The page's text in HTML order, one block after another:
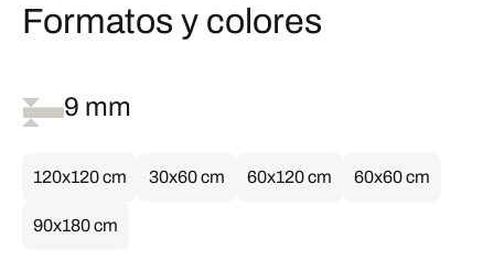
Formatos y colores
9 mm
120x120 cm 30x60 cm 60x120 cm 60x60 cm
90x180 cm